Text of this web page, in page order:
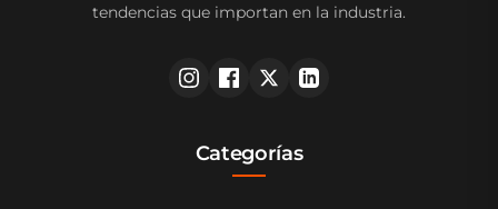
tendencias que importan en la industria.
Categorías